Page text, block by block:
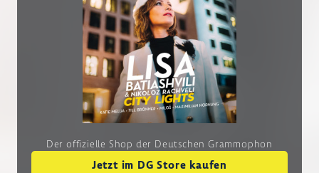
Der offizielle Shop der Deutschen Grammophon
Jetzt im DG Store kaufen